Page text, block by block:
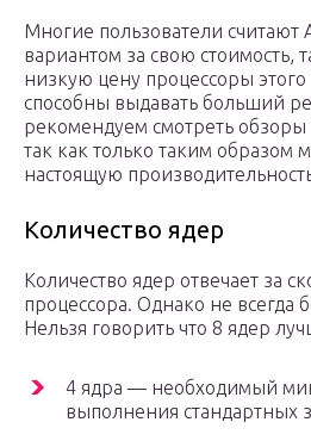
Многие пользователи считают
вариантом за свою стоимость,
низкую цену процессоры
способны выдавать больший
рекомендуем смотреть
так как только таким образом
настоящую
Количество ядер
Количество ядер отвечает за
процессора. Однако не всегда
Нельзя говорить что 8 ядер
4 ядра — необходимый
выполнения стандартных